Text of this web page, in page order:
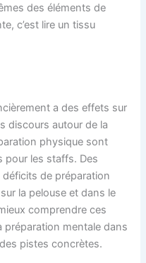
des éléments de
c’est lire un tissu
a des effets sur
discours autour de la
physique sont
pour les staffs. Des
de préparation
la pelouse et dans le
comprendre ces
préparation mentale dans
pistes concrètes.